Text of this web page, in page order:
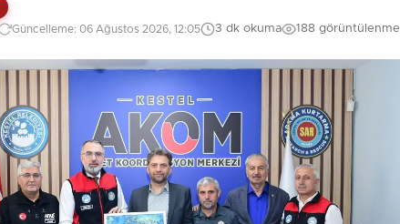
Güncelleme: 06 Ağustos 2026, 12:05 3 dk okuma 188 görüntülenme